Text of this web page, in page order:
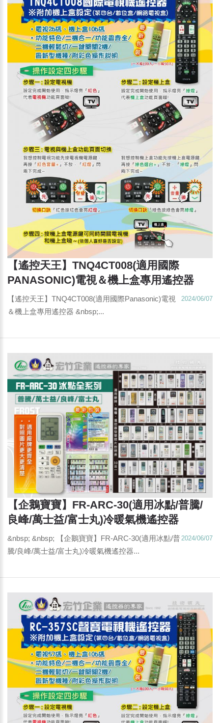
【遙控天王】TNQ4CT008(適用國際
PANASONIC)電視＆機上盒專用遙控器
2024/06/07
【遙控天王】TNQ4CT008(適用國際Panasonic)電視
＆機上盒專用遙控器 &nbsp;...
【企鵝寶寶】FR-ARC-30(適用冰點/普騰/
良峰/萬士益/富士丸)冷暖氣機遙控器
2024/06/07
&nbsp; &nbsp; 【企鵝寶寶】FR-ARC-30(適用冰點/普
騰/良峰/萬士益/富士丸)冷暖氣機遙控器...